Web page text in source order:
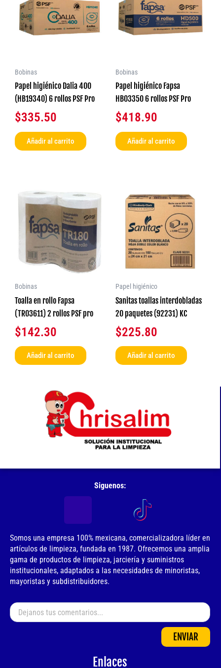
Bobinas
Papel higiénico Dalia 400
(HB19340) 6 rollos PSF Pro
$335.50
Añadir al carrito
Bobinas
Papel higiénico Fapsa
HB03350 6 rollos PSF Pro
$418.90
Añadir al carrito
Bobinas
Toalla en rollo Fapsa
(TR03611) 2 rollos PSF pro
$142.30
Añadir al carrito
Papel higiénico
Sanitas toallas interdobladas
20 paquetes (92231) KC
$225.80
Añadir al carrito
Siguenos:
Somos una empresa 100% mexicana, comercializadora líder en
artículos de limpieza, fundada en 1987. Ofrecemos una amplia
gama de productos de limpieza, jarciería y suministros
institucionales, adaptados a las necesidades de minoristas,
mayoristas y subdistribuidores.
ENVIAR
Enlaces